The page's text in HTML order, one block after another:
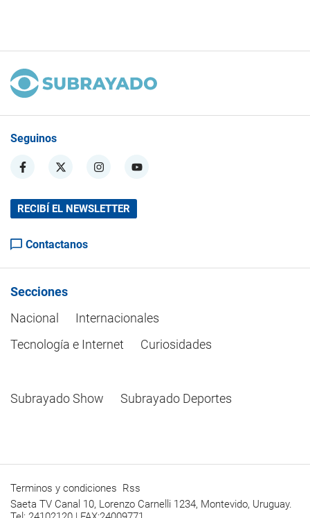
Seguinos
RECIBÍ EL NEWSLETTER
Contactanos
Secciones
Nacional
Internacionales
Tecnología e Internet
Curiosidades
Subrayado Show Subrayado Deportes
Terminos y condiciones Rss
Saeta TV Canal 10, Lorenzo Carnelli 1234, Montevido, Uruguay.